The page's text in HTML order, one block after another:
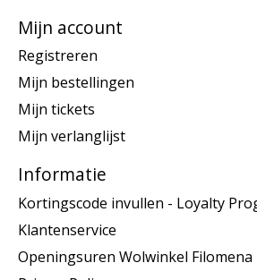
Mijn account
Registreren
Mijn bestellingen
Mijn tickets
Mijn verlanglijst
Informatie
Kortingscode invullen - Loyalty
Klantenservice
Openingsuren Wolwinkel Filomena